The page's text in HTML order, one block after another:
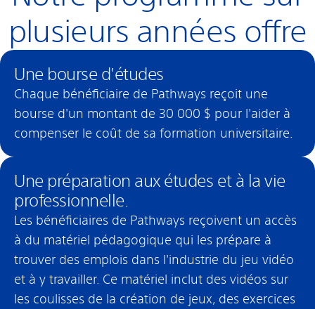
plusieurs années offre
Une bourse d'études
Chaque bénéficiaire de Pathways reçoit une
bourse d'un montant de 30 000 $ pour l'aider à
compenser le coût de sa formation universitaire.
Une préparation aux études et à la vie
professionnelle.
Les bénéficiaires de Pathways reçoivent un accès
à du matériel pédagogique qui les prépare à
trouver des emplois dans l'industrie du jeu vidéo
et à y travailler. Ce matériel inclut des vidéos sur
les coulisses de la création de jeux, des exercices